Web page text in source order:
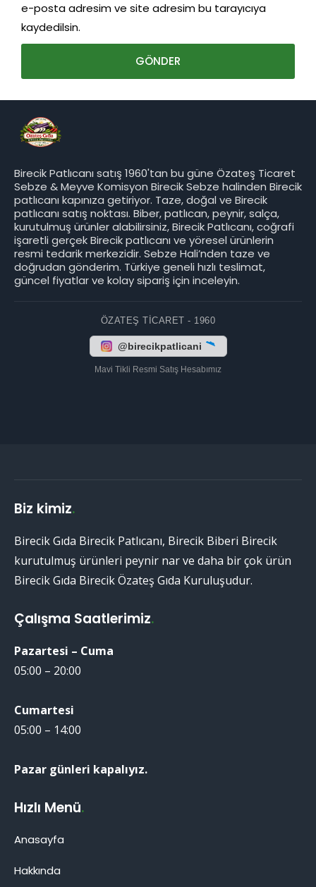
e-posta adresim ve site adresim bu tarayıcıya
kaydedilsin.
Birecik Patlıcanı satış 1960'tan bu güne Özateş Ticaret
Sebze & Meyve Komisyon Birecik Sebze halinden Birecik
patlıcanı kapınıza getiriyor. Taze, doğal ve Birecik
patlıcanı satış noktası. Biber, patlıcan, peynir, salça,
kurutulmuş ürünler alabilirsiniz, Birecik Patlıcanı, coğrafi
işaretli gerçek Birecik patlıcanı ve yöresel ürünlerin
resmi tedarik merkezidir. Sebze Hali’nden taze ve
doğrudan gönderim. Türkiye geneli hızlı teslimat,
güncel fiyatlar ve kolay sipariş için inceleyin.
ÖZATEŞ TICARET - 1960
@birecikpatlicani
Mavi Tikli Resmi Satış Hesabımız
Biz kimiz.
Birecik Gıda Birecik Patlıcanı, Birecik Biberi Birecik
kurutulmuş ürünleri peynir nar ve daha bir çok ürün
Birecik Gıda Birecik Özateş Gıda Kuruluşudur.
Çalışma Saatlerimiz.
Pazartesi – Cuma
05:00 – 20:00
Cumartesi
05:00 – 14:00
Pazar günleri kapalıyız.
Hızlı Menü.
Anasayfa
Hakkında